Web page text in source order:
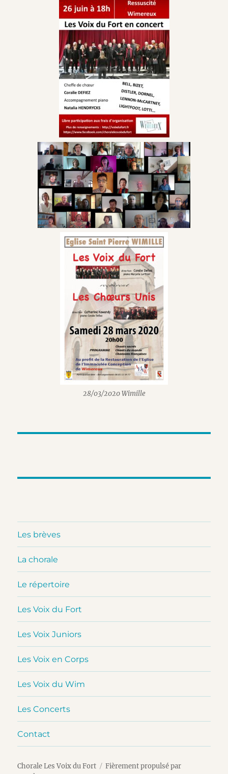
28/03/2020 Wimille
Les brèves
La chorale
Le répertoire
Les Voix du Fort
Les Voix Juniors
Les Voix en Corps
Les Voix du Wim
Les Concerts
Contact
Chorale Les Voix du Fort
Fièrement propulsé par